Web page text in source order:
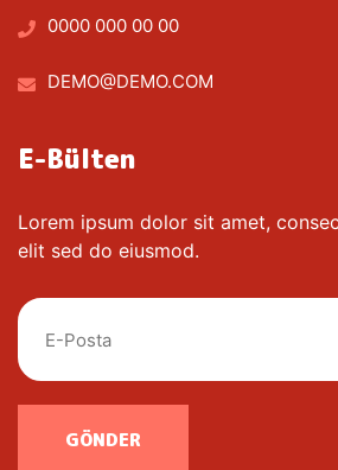
0000 000 00 00
DEMO@DEMO.COM
E-Bülten
Lorem ipsum dolor sit amet,
elit sed do eiusmod.
GÖNDER